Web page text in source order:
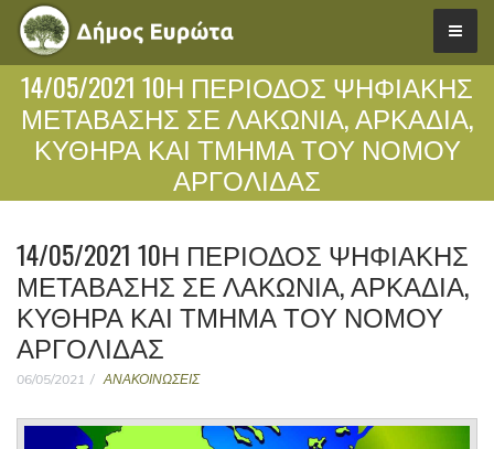
14/05/2021 10Η ΠΕΡΙΟΔΟΣ ΨΗΦΙΑΚΗΣ
ΜΕΤΑΒΑΣΗΣ ΣΕ ΛΑΚΩΝΙΑ, ΑΡΚΑΔΙΑ,
ΚΥΘΗΡΑ ΚΑΙ ΤΜΗΜΑ ΤΟΥ ΝΟΜΟΥ
ΑΡΓΟΛΙΔΑΣ
14/05/2021 10Η ΠΕΡΙΟΔΟΣ ΨΗΦΙΑΚΗΣ
ΜΕΤΑΒΑΣΗΣ ΣΕ ΛΑΚΩΝΙΑ, ΑΡΚΑΔΙΑ,
ΚΥΘΗΡΑ ΚΑΙ ΤΜΗΜΑ ΤΟΥ ΝΟΜΟΥ
ΑΡΓΟΛΙΔΑΣ
06/05/2021 ΑΝΑΚΟΙΝΩΣΕΙΣ